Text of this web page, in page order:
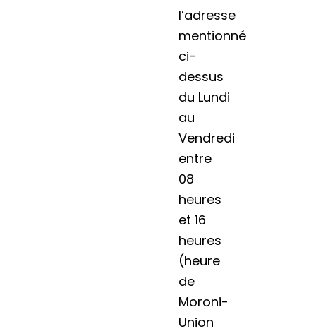
l’adresse
mentionné
ci-
dessus
du Lundi
au
Vendredi
entre
08
heures
et 16
heures
(heure
de
Moroni-
Union